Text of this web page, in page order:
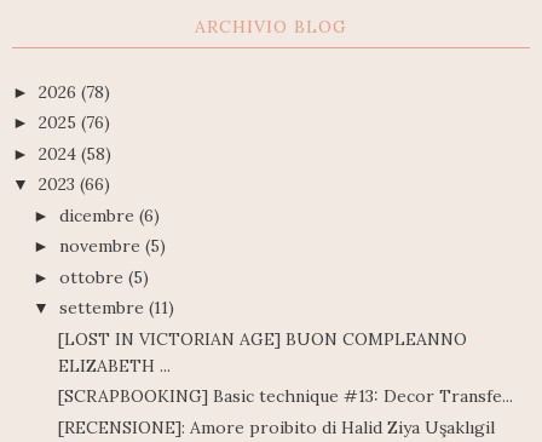
ARCHIVIO BLOG
► 2026 (78)
► 2025 (76)
► 2024 (58)
▼ 2023 (66)
► dicembre (6)
► novembre (5)
► ottobre (5)
▼ settembre (11)
[LOST IN VICTORIAN AGE] BUON COMPLEANNO
ELIZABETH ...
[SCRAPBOOKING] Basic technique #13: Decor Transfe...
[RECENSIONE]: Amore proibito di Halid Ziya Uşaklıgil